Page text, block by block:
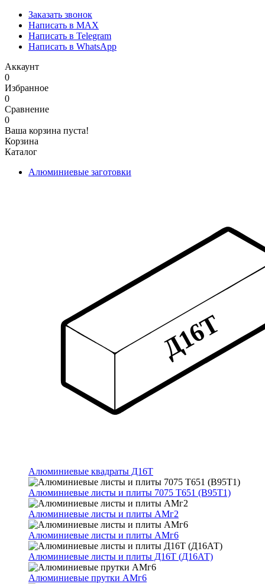
Заказать звонок
Написать в MAX
Написать в Telegram
Написать в WhatsApp
Аккаунт
0
Избранное
0
Сравнение
0
Ваша корзина пуста!
Корзина
Каталог
Алюминиевые заготовки
Алюминиевые квадраты Д16Т
Алюминиевые листы и плиты 7075 Т651 (В95Т1)
Алюминиевые листы и плиты АМг2
Алюминиевые листы и плиты АМг6
Алюминиевые листы и плиты Д16Т (Д16АТ)
Алюминиевые прутки АМг6